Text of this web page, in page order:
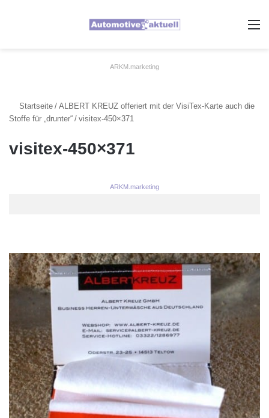
ARKM.marketing
Startseite / ALBERT KREUZ offeriert mit der VisiTex-Karte auch die
Stoffe für „drunter“ / visitex-450×371
visitex-450×371
ARKM.marketing